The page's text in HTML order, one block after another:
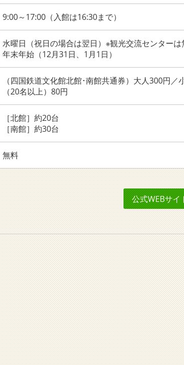
9:00～17:00（入館は16:30まで）
水曜日（祝日の場合は翌日）※観光交流センターは
年末年始（12月31日、1月1日）
（四国鉄道文化館北館･南館共通券）大人300円
（20名以上）80円
［北館］約20台
［南館］約30台
無料
公式WEBサイ